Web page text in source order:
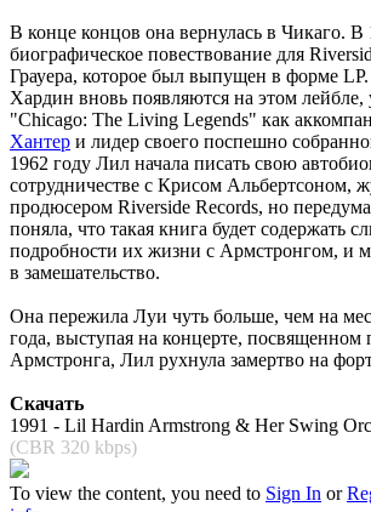
В конце концов она вернулась в Чикаго. В
биографическое повествование для
Грауера, которое был выпущен в форме
Хардин вновь появляются на этом лейбле,
"Chicago: The Living Legends" как
Хантер и лидер своего поспешно
1962 году Лил начала писать свою
сотрудничестве с Крисом Альбертсоном,
продюсером Riverside Records, но
поняла, что такая книга будет содержать
подробности их жизни с Армстронгом, и
в замешательство.
Она пережила Луи чуть больше, чем на
года, выступая на концерте, посвященном
Армстронга, Лил рухнула замертво на
Скачать
1991 - Lil Hardin Armstrong & Her Swing
(CBR 320 kbps)
To view the content, you need to Sign In or